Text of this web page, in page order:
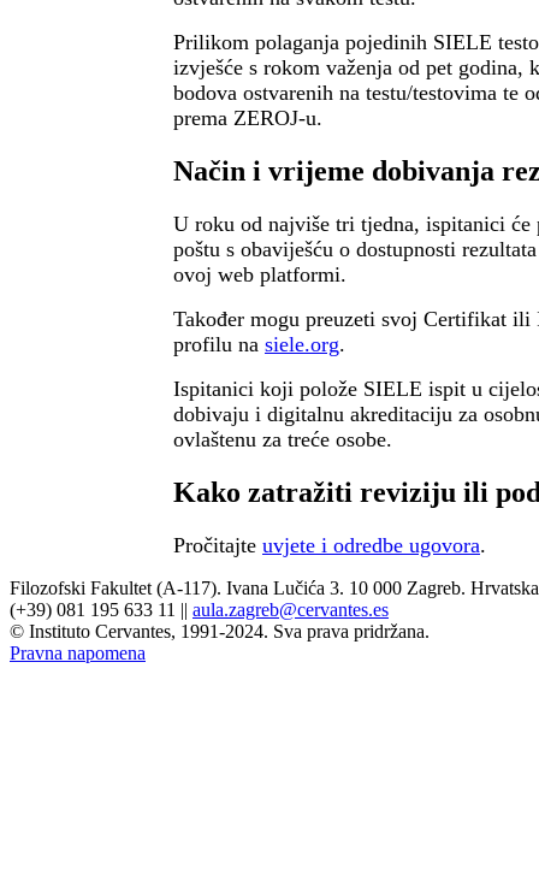
Prilikom polaganja pojedinih SIELE
izvješće s rokom važenja od pet godina,
bodova ostvarenih na testu/testovima te
prema ZEROJ-u.
Način i vrijeme dobivanja
U roku od najviše tri tjedna, ispitanici
poštu s obaviješću o dostupnosti
ovoj web platformi.
Također mogu preuzeti svoj Certifikat ili
profilu na siele.org.
Ispitanici koji polože SIELE ispit u
dobivaju i digitalnu akreditaciju za
ovlaštenu za treće osobe.
Kako zatražiti reviziju ili
Pročitajte uvjete i odredbe ugovora.
Filozofski Fakultet (A-117). Ivana Lučića 3. 10 000 Zagreb. Hrvatska
(+39) 081 195 633 11 || aula.zagreb@cervantes.es
© Instituto Cervantes, 1991-2024. Sva prava pridržana.
Pravna napomena